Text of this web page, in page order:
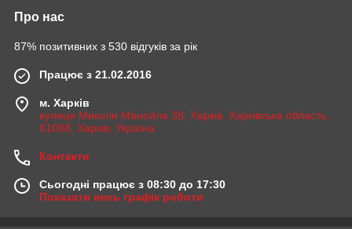
Про нас
87% позитивних з 530 відгуків за рік
Працює з 21.02.2016
м. Харків
вулиця Миколи Манойла 38, Харків, Харківська область,
61068, Харків, Україна
Контакти
Сьогодні працює з 08:30 до 17:30
Показати весь графік роботи